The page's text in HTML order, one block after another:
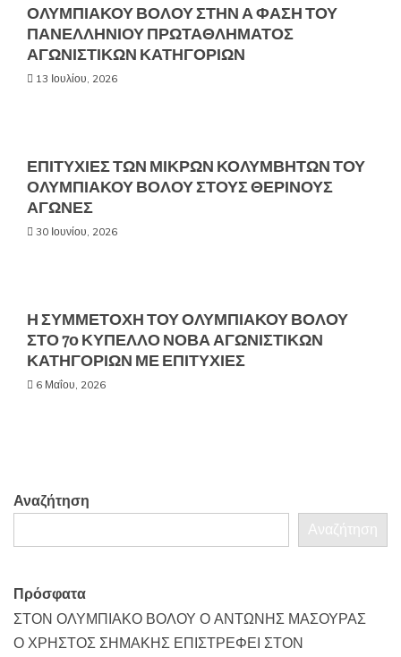
ΟΛΥΜΠΙΑΚΟΥ ΒΟΛΟΥ ΣΤΗΝ Α ΦΑΣΗ ΤΟΥ
ΠΑΝΕΛΛΗΝΙΟΥ ΠΡΩΤΑΘΛΗΜΑΤΟΣ
ΑΓΩΝΙΣΤΙΚΩΝ ΚΑΤΗΓΟΡΙΩΝ
13 Ιουλίου, 2026
ΕΠΙΤΥΧΙΕΣ ΤΩΝ ΜΙΚΡΩΝ ΚΟΛΥΜΒΗΤΩΝ ΤΟΥ
ΟΛΥΜΠΙΑΚΟΥ ΒΟΛΟΥ ΣΤΟΥΣ ΘΕΡΙΝΟΥΣ
ΑΓΩΝΕΣ
30 Ιουνίου, 2026
Η ΣΥΜΜΕΤΟΧΗ ΤΟΥ ΟΛΥΜΠΙΑΚΟΥ ΒΟΛΟΥ
ΣΤΟ 7ο ΚΥΠΕΛΛΟ ΝΟΒΑ ΑΓΩΝΙΣΤΙΚΩΝ
ΚΑΤΗΓΟΡΙΩΝ ΜΕ ΕΠΙΤΥΧΙΕΣ
6 Μαΐου, 2026
Αναζήτηση
Αναζήτηση
Πρόσφατα
ΣΤΟΝ ΟΛΥΜΠΙΑΚΟ ΒΟΛΟΥ Ο ΑΝΤΩΝΗΣ ΜΑΣΟΥΡΑΣ
Ο ΧΡΗΣΤΟΣ ΣΗΜΑΚΗΣ ΕΠΙΣΤΡΕΦΕΙ ΣΤΟΝ